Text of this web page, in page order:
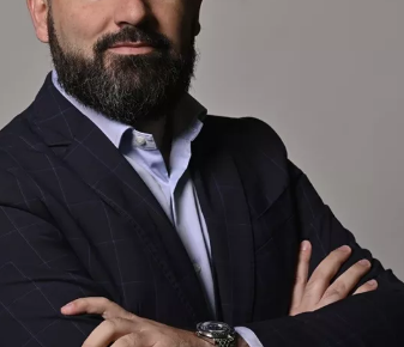
BIZKOLEGIJUM
BMW BIZNIS LIGA
BIZLIFE WEEK
IZJAVA GODINE
BIZLIFE WEEK
IZJAVA GODINE